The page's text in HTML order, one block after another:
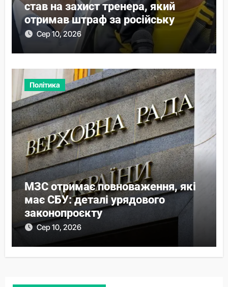
став на захист тренера, який
отримав штраф за російську
Сер 10, 2026
Політика
МЗС отримає повноваження, які
має СБУ: деталі урядового
законопроєкту
Сер 10, 2026